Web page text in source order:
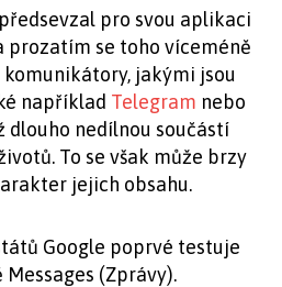
pro svou aplikaci
prozatím se toho víceméně
jakými jsou
například Telegram nebo
dlouho nedílnou součástí
To se však může brzy
jejich obsahu.
Google poprvé testuje
(Zprávy).